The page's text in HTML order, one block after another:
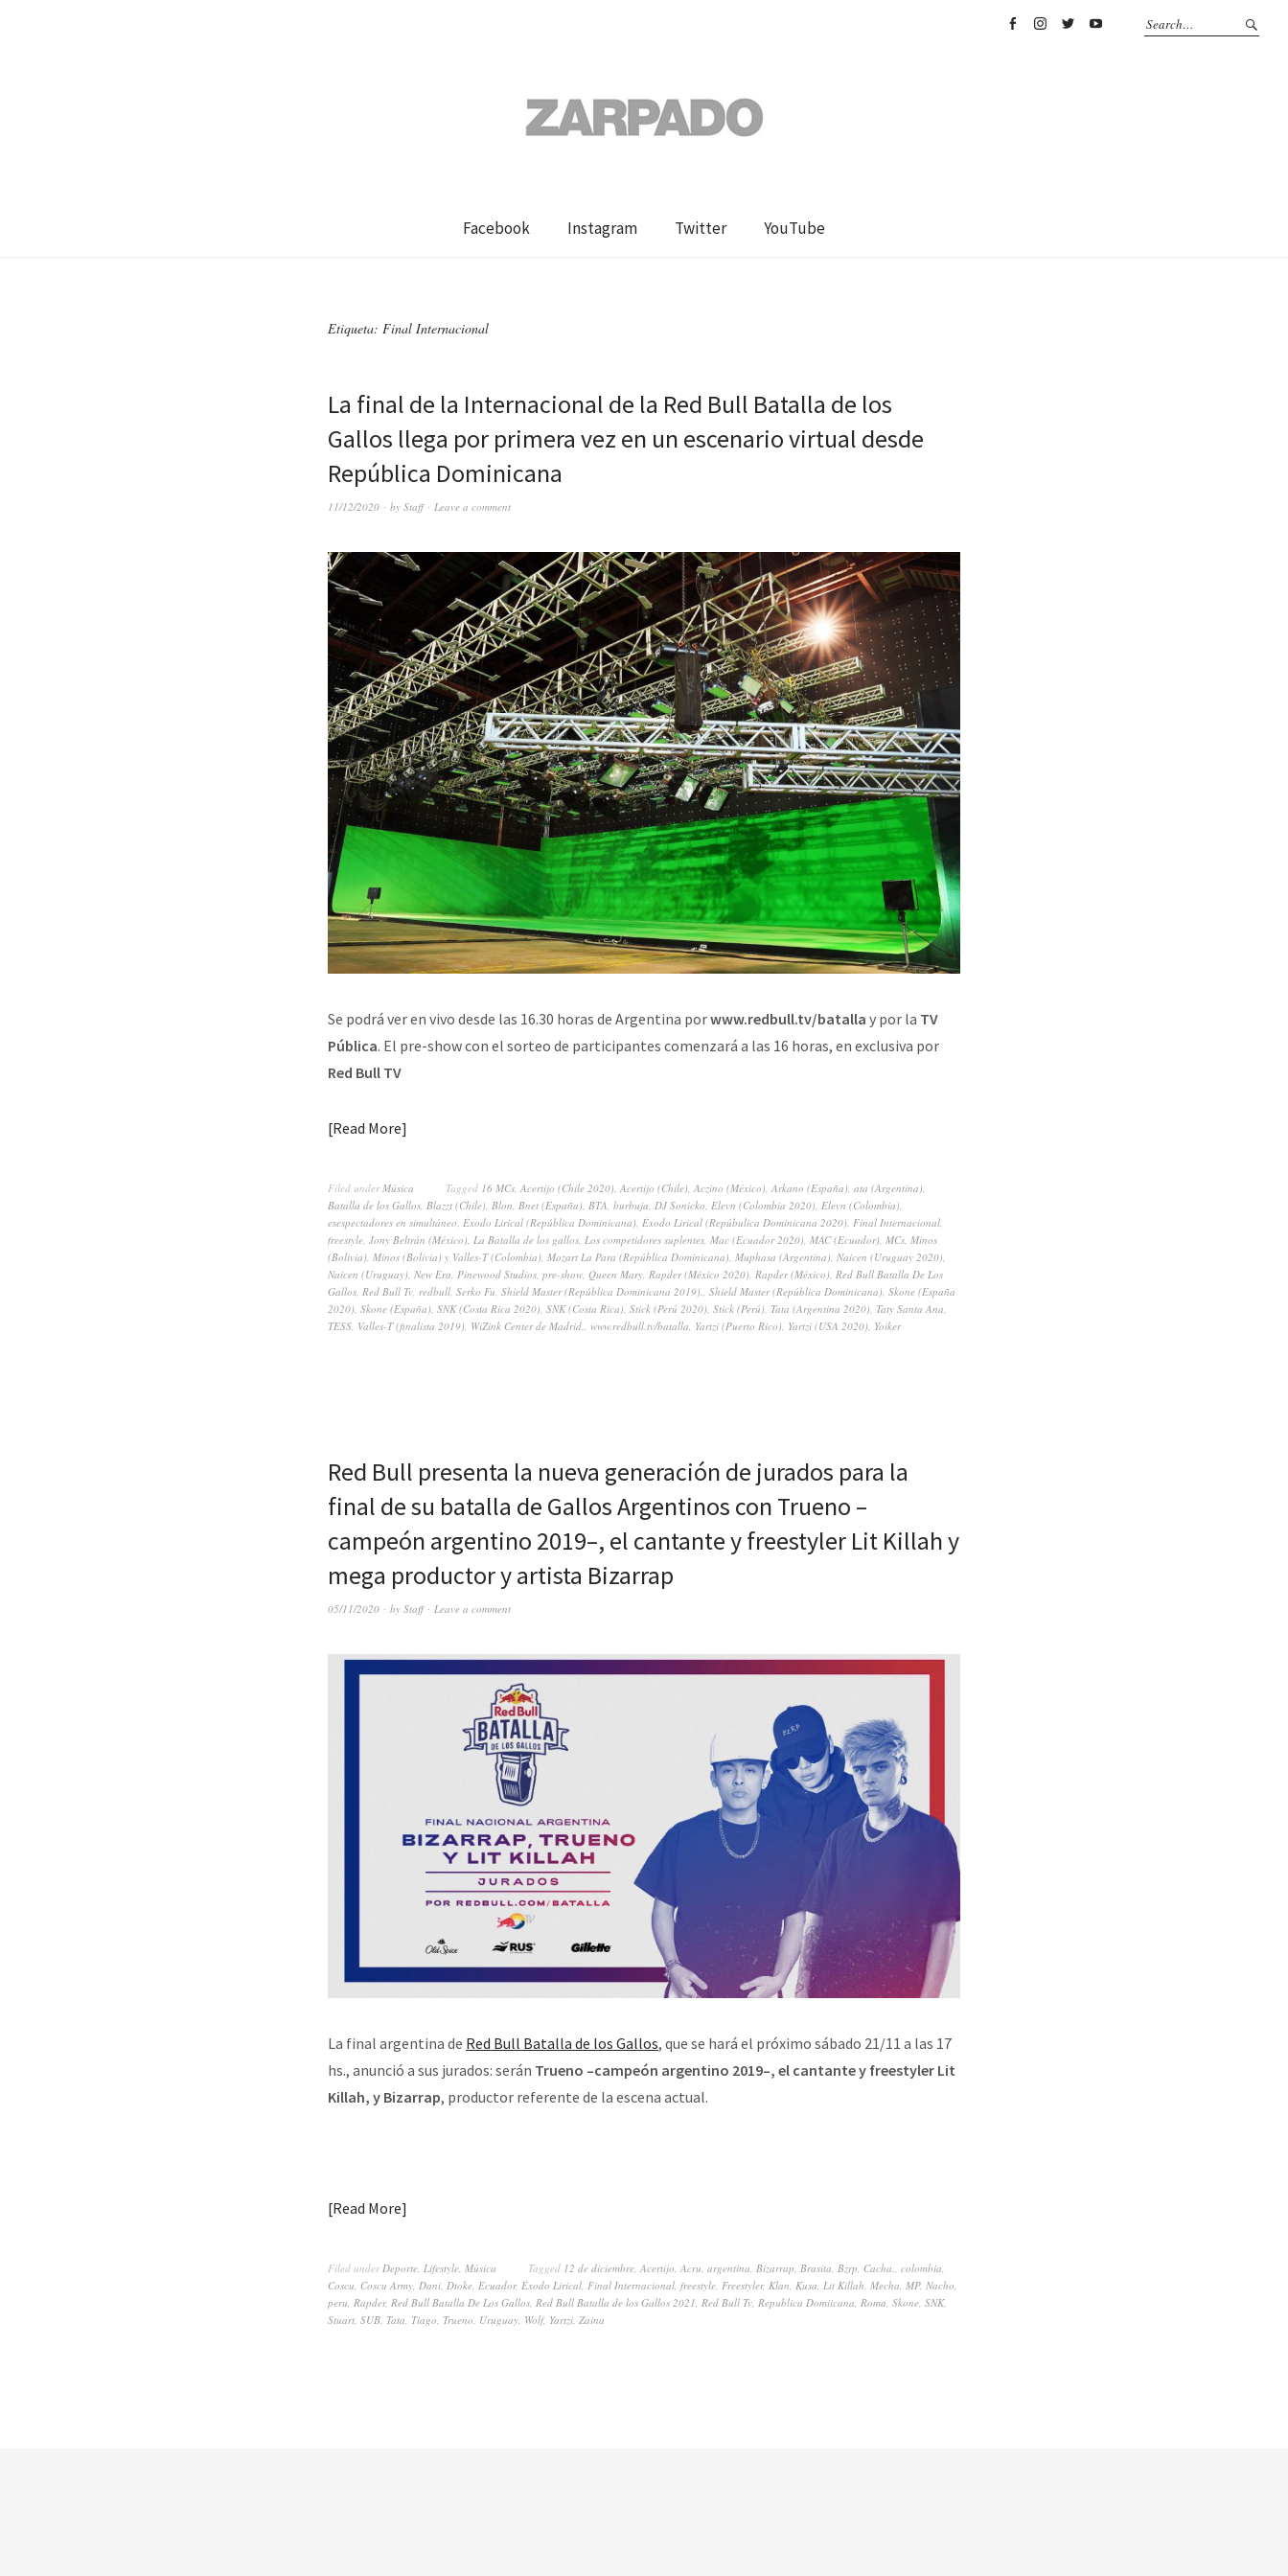
Facebook Instagram Twitter YouTube
Etiqueta: Final Internacional
La final de la Internacional de la Red Bull Batalla de los
Gallos llega por primera vez en un escenario virtual desde
República Dominicana
11/12/2020 by Staff Leave a comment
Se podrá ver en vivo desde las 16.30 horas de Argentina porwww.redbull.tv/batalla y por la TV
Pública. El pre-show con el sorteo de participantes comenzará a las 16 horas, en exclusiva por
Red Bull TV
Read More
Filed under Música Tagged 16 MCs Acertijo (Chile 2020) Acertijo (Chile) Aczino (México) Arkano (España) ata (Argentina)
Batalla de los Gallos Blazzt (Chile) Blon Bnet (España) BTA burbuja DJ Sonicko Elevn (Colombia 2020) Elevn (Colombia)
esespectadores en simultáneo Éxodo Lirical (República Dominicana) Éxodo Lirical (Repúbulica Dominicana 2020) Final Internacional
freestyle Jony Beltrán (México) La Batalla de los gallos Los competidores suplentes Mac (Ecuador 2020) MAC (Ecuador) MCs Minos
(Bolivia) Minos (Bolivia) y Valles-T (Colombia) Mozart La Para (República Dominicana) Muphasa (Argentina) Naicen (Uruguay 2020)
Naicen (Uruguay) New Era Pinewood Studios pre-show Queen Mary Rapder (México 2020) Rapder (México) Red Bull Batalla De Los
Gallos Red Bull Tv redbull Serko Fu Shield Master (República Dominicana 2019). Shield Master (República Dominicana) Skone (España
2020) Skone (España) SNK (Costa Rica 2020) SNK (Costa Rica) Stick (Perú 2020) Stick (Perú) Tata (Argentina 2020) Taty Santa Ana
TESS Valles-T (finalista 2019) WiZink Center de Madrid. www.redbull.tv/batalla Yartzi (Puerto Rico) Yartzi (USA 2020) Yoiker
Red Bull presenta la nueva generación de jurados para la
final de su batalla de Gallos Argentinos con Trueno –
campeón argentino 2019–, el cantante y freestyler Lit Killah y
mega productor y artista Bizarrap
05/11/2020 by Staff Leave a comment
La final argentina de Red Bull Batalla de los Gallos, que se hará el próximo sábado 21/11 a las 17
hs., anunció a sus jurados: serán Trueno –campeón argentino 2019–, el cantante y freestyler Lit
Killah, y Bizarrap, productor referente de la escena actual.
Read More
Filed underDeporte, Lifestyle, Música Tagged 12 de diciembre, Acertijo, Acru, argentina, Bizarrap, Brasita, Bzrp, Cacha., colombia,
Coscu, Coscu Army, Dani, Dtoke, Ecuador, Éxodo Lirical, Final Internacional, freestyle, Freestyler, Klan, Kusa, Lit Killah, Mecha, MP, Nacho,
peru, Rapder, Red Bull Batalla De Los Gallos, Red Bull Batalla de los Gallos 2021, Red Bull Tv, Republica Domiicana, Roma, Skone, SNK,
Stuart, SUB, Tata, Tiago, Trueno, Uruguay, Wolf, Yartzi, Zaina